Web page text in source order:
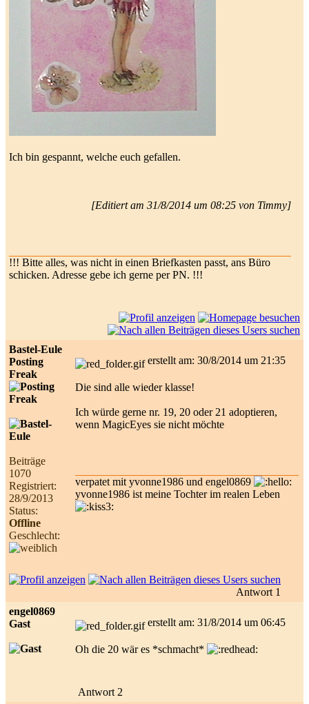
Ich bin gespannt, welche euch gefallen.
[Editiert am 31/8/2014 um 08:25 von Timmy]
!!! Bitte alles, was nicht in einen Briefkasten passt, ans Büro
schicken. Adresse gebe ich gerne per PN. !!!
Bastel-Eule
Posting
Freak
Beiträge
1070
Registriert:
28/9/2013
Status:
Offline
Geschlecht:
erstellt am: 30/8/2014 um 21:35
Die sind alle wieder klasse!
Ich würde gerne nr. 19, 20 oder 21 adoptieren,
wenn MagicEyes sie nicht möchte
verpatet mit yvonne1986 und engel0869
yvonne1986 ist meine Tochter im realen Leben
Antwort 1
engel0869
Gast
erstellt am: 31/8/2014 um 06:45
Oh die 20 wär es *schmacht*
Antwort 2